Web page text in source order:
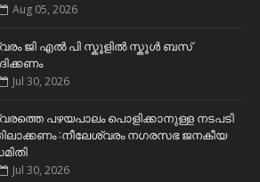
Aug 05, 2026
ജി എൽ പി സ്കൂളിൽ സ്കൂൾ ബസ്
Jul 30, 2026
പഴയപാലം പൊളിക്കാനുള്ള നടപടി
:നീലേശ്വരം നഗരസഭ ജനകീയ
Jul 30, 2026